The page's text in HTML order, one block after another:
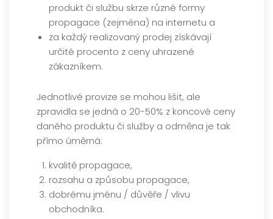
produkt či službu skrze různé formy
propagace (zejména) na internetu a
za každý realizovaný prodej získávají
určité procento z ceny uhrazené
zákazníkem.
Jednotlivé provize se mohou lišit, ale
zpravidla se jedná o 20-50% z koncové ceny
daného produktu či služby a odměna je tak
přímo úměrná:
kvalitě propagace,
rozsahu a způsobu propagace,
dobrému jménu / důvěře / vlivu
obchodníka.